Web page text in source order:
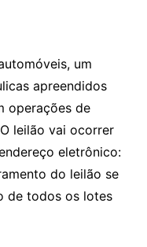
um
apreendidos
operações de
leilão vai ocorrer
eletrônico:
do leilão se
de todos os lotes